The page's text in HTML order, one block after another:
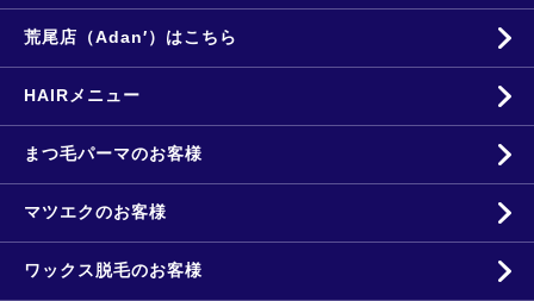
荒尾店（Adan′）はこちら
HAIRメニュー
まつ毛パーマのお客様
マツエクのお客様
ワックス脱毛のお客様